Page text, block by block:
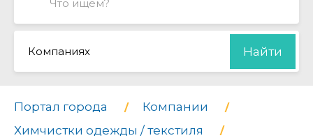
Компаниях Найти
Портал города
Компании
Химчистки одежды / текстиля